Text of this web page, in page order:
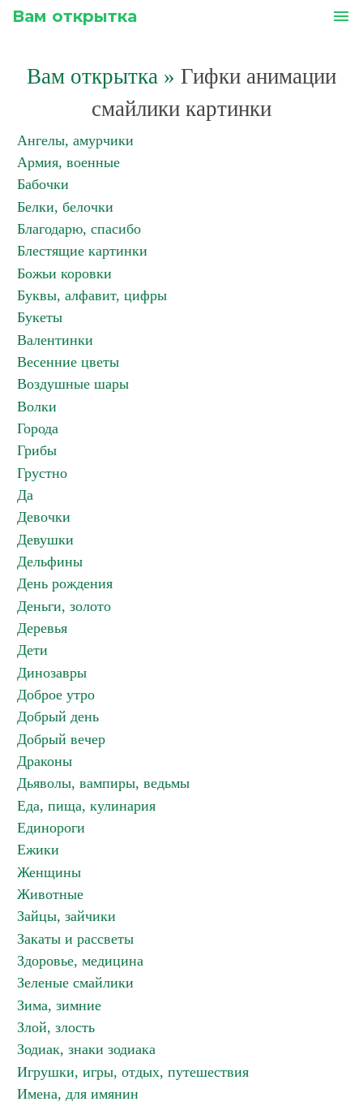
Вам открытка menu
Вам открытка » Гифки анимации
смайлики картинки
Ангелы, амурчики
Армия, военные
Бабочки
Белки, белочки
Благодарю, спасибо
Блестящие картинки
Божьи коровки
Буквы, алфавит, цифры
Букеты
Валентинки
Весенние цветы
Воздушные шары
Волки
Города
Грибы
Грустно
Да
Девочки
Девушки
Дельфины
День рождения
Деньги, золото
Деревья
Дети
Динозавры
Доброе утро
Добрый день
Добрый вечер
Драконы
Дьяволы, вампиры, ведьмы
Еда, пища, кулинария
Единороги
Ежики
Женщины
Животные
Зайцы, зайчики
Закаты и рассветы
Здоровье, медицина
Зеленые смайлики
Зима, зимние
Злой, злость
Зодиак, знаки зодиака
Игрушки, игры, отдых, путешествия
Имена, для имянин